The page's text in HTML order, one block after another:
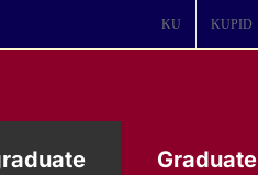
KU KUPID
Graduate